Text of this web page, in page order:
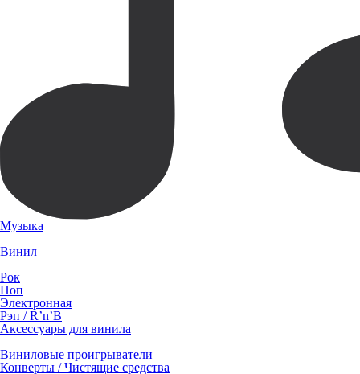
Музыка
Винил
Рок
Поп
Электронная
Рэп / R’n’B
Аксессуары для винила
Виниловые проигрыватели
Конверты / Чистящие средства